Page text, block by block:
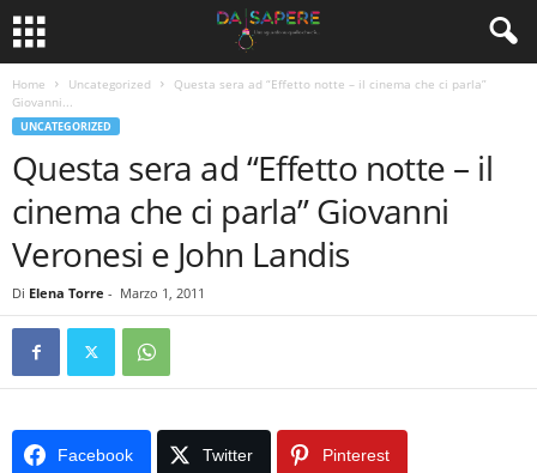
Home Uncategorized
Questa sera ad “Effetto notte – il cinema che ci parla”
Giovanni...
UNCATEGORIZED
Questa sera ad “Effetto notte – il
cinema che ci parla” Giovanni
Veronesi e John Landis
Di Elena Torre - Marzo 1, 2011
Facebook Twitter Pinterest